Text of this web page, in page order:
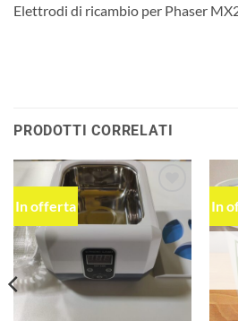
Elettrodi di ricambio per Phaser MX2
PRODOTTI CORRELATI
In offerta
Aggiungi
alla lista
dei
desideri
In